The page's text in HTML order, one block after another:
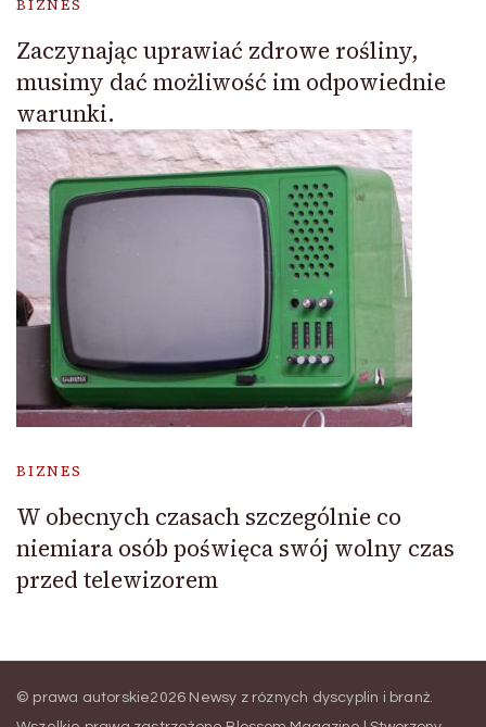
BIZNES
Zaczynając uprawiać zdrowe rośliny,
musimy dać możliwość im odpowiednie
warunki.
BIZNES
W obecnych czasach szczególnie co
niemiara osób poświęca swój wolny czas
przed telewizorem
© prawa autorskie2026 Newsy z róznych dyscyplin i branż.